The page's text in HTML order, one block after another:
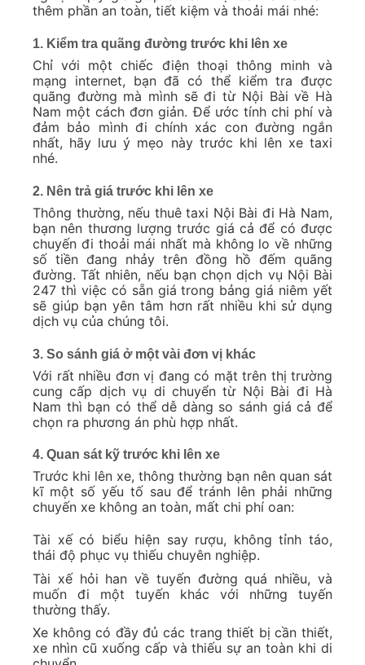
thêm phần an toàn, tiết kiệm và thoải mái nhé:
1. Kiểm tra quãng đường trước khi lên xe
Chỉ với một chiếc điện thoại thông minh và
mạng internet, bạn đã có thể kiểm tra được
quãng đường mà mình sẽ đi từ Nội Bài về Hà
Nam một cách đơn giản. Để ước tính chi phí và
đảm bảo mình đi chính xác con đường ngắn
nhất, hãy lưu ý mẹo này trước khi lên xe taxi
nhé.
2. Nên trả giá trước khi lên xe
Thông thường, nếu thuê taxi Nội Bài đi Hà Nam,
bạn nên thương lượng trước giá cả để có được
chuyến đi thoải mái nhất mà không lo về những
số tiền đang nhảy trên đồng hồ đếm quãng
đường. Tất nhiên, nếu bạn chọn dịch vụ Nội Bài
247 thì việc có sẵn giá trong bảng giá niêm yết
sẽ giúp bạn yên tâm hơn rất nhiều khi sử dụng
dịch vụ của chúng tôi.
3. So sánh giá ở một vài đơn vị khác
Với rất nhiều đơn vị đang có mặt trên thị trường
cung cấp dịch vụ di chuyển từ Nội Bài đi Hà
Nam thì bạn có thể dễ dàng so sánh giá cả để
chọn ra phương án phù hợp nhất.
4. Quan sát kỹ trước khi lên xe
Trước khi lên xe, thông thường bạn nên quan sát
kĩ một số yếu tố sau để tránh lên phải những
chuyến xe không an toàn, mất chi phí oan:
Tài xế có biểu hiện say rượu, không tỉnh táo,
thái độ phục vụ thiếu chuyên nghiệp.
Tài xế hỏi han về tuyến đường quá nhiều, và
muốn đi một tuyến khác với những tuyến
thường thấy.
Xe không có đầy đủ các trang thiết bị cần thiết,
xe nhìn cũ xuống cấp và thiếu sự an toàn khi di